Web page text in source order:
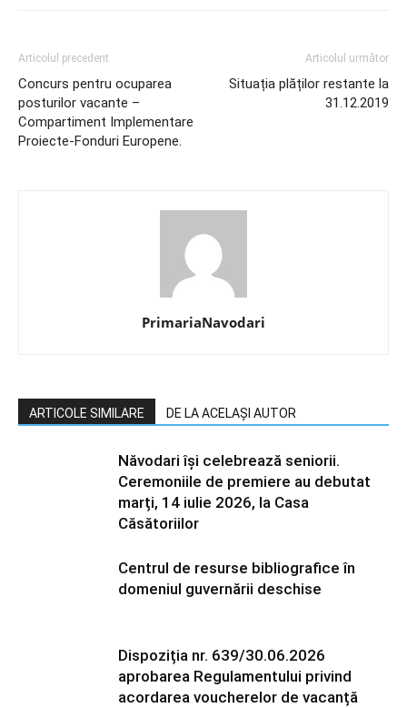
Articolul precedent
Concurs pentru ocuparea
posturilor vacante –
Compartiment Implementare
Proiecte-Fonduri Europene.
Articolul următor
Situația plăților restante la
31.12.2019
PrimariaNavodari
ARTICOLE SIMILARE DE LA ACELAȘI AUTOR
Năvodari își celebrează seniorii.
Ceremoniile de premiere au debutat
marți, 14 iulie 2026, la Casa
Căsătoriilor
Centrul de resurse bibliografice în
domeniul guvernării deschise
Dispoziția nr. 639/30.06.2026
aprobarea Regulamentului privind
acordarea voucherelor de vacanță